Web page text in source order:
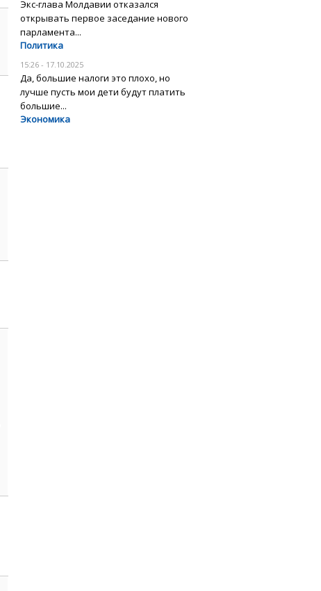
Экс-глава Молдавии отказался
открывать первое заседание нового
парламента...
Политика
15:26 - 17.10.2025
Да, большие налоги это плохо, но
лучше пусть мои дети будут платить
большие...
Экономика